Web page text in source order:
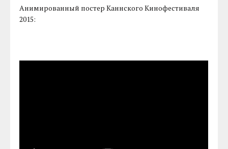
Анимированный постер Каннского Кинофестиваля
2015: